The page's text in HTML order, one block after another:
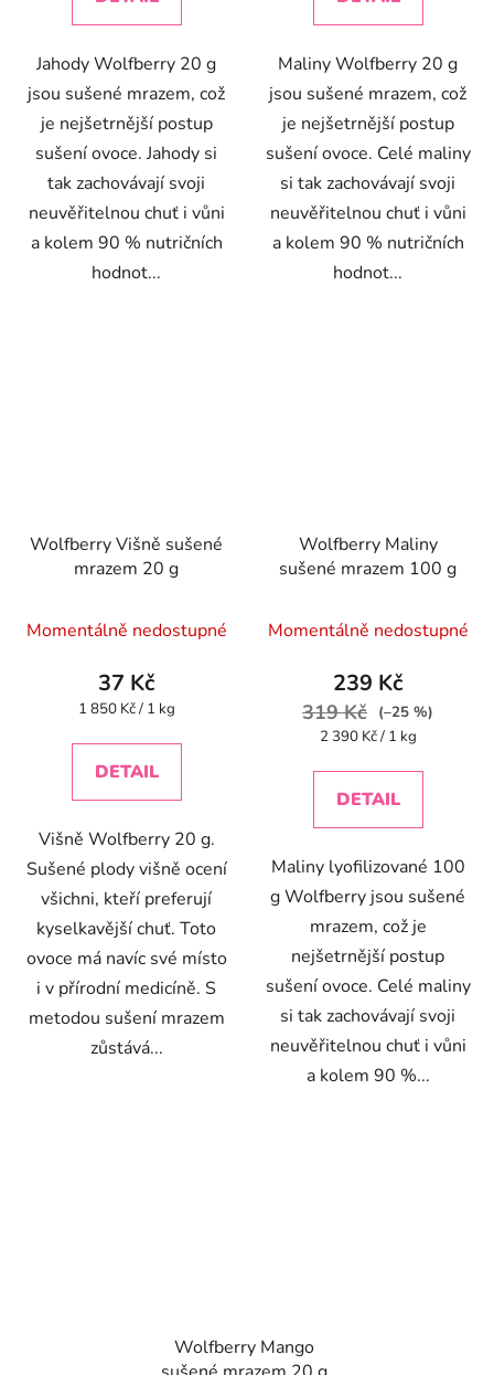
Jahody Wolfberry 20 g
jsou sušené mrazem, což
je nejšetrnější postup
sušení ovoce. Jahody si
tak zachovávají svoji
neuvěřitelnou chuť i vůni
a kolem 90 % nutričních
hodnot...
Maliny Wolfberry 20 g
jsou sušené mrazem, což
je nejšetrnější postup
sušení ovoce. Celé maliny
si tak zachovávají svoji
neuvěřitelnou chuť i vůni
a kolem 90 % nutričních
hodnot...
Wolfberry Višně sušené
mrazem 20 g
Momentálně nedostupné
37 Kč
Měrná
1 850 Kč / 1 kg
DETAIL
Višně Wolfberry 20 g.
Sušené plody višně ocení
všichni, kteří preferují
kyselkavější chuť. Toto
ovoce má navíc své místo
i v přírodní medicíně. S
metodou sušení mrazem
zůstává...
Wolfberry Maliny
sušené mrazem 100 g
Momentálně nedostupné
239 Kč
319 Kč
(–25 %)
Měrná
2 390 Kč / 1 kg
DETAIL
Maliny lyofilizované 100
g Wolfberry jsou sušené
mrazem, což je
nejšetrnější postup
sušení ovoce. Celé maliny
si tak zachovávají svoji
neuvěřitelnou chuť i vůni
a kolem 90 %...
Wolfberry Mango